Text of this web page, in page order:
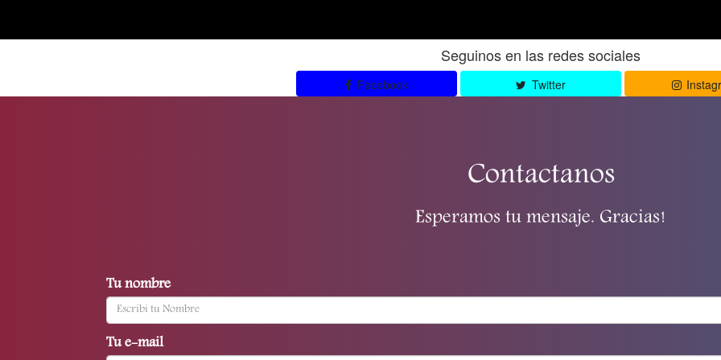
Seguinos en las redes sociales
Facebook Twitter
Contactanos
Esperamos tu mensaje. Gracias!
Tu nombre
Tu e-mail